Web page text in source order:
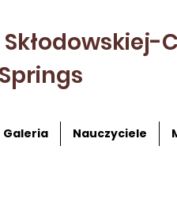
Skłodowskiej-
Galeria Nauczyciele